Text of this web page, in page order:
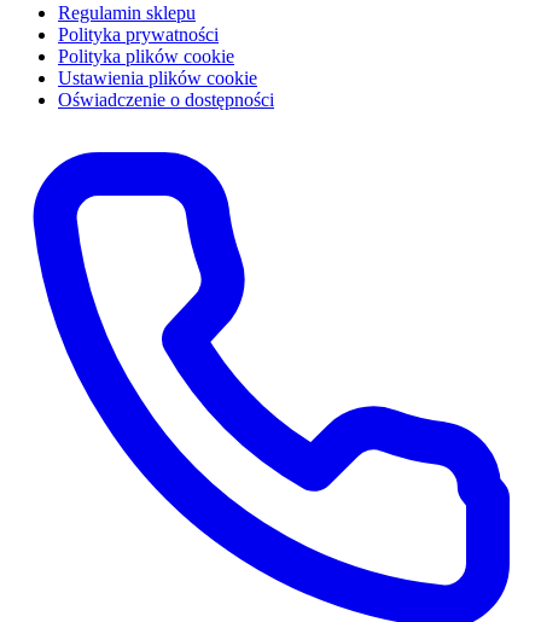
Regulamin sklepu
Polityka prywatności
Polityka plików cookie
Ustawienia plików cookie
Oświadczenie o dostępności